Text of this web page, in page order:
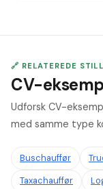
🔗 RELATEREDE
CV-
Udforsk CV-
med samme type
Buschauffør
Taxachauffør